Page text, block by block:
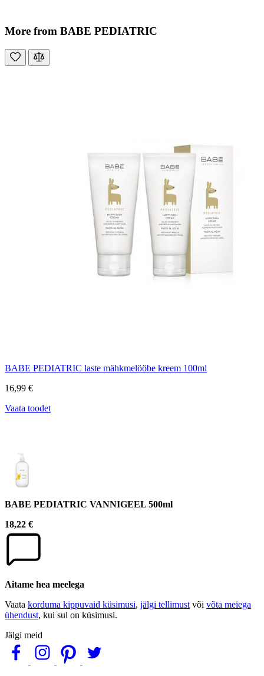
More from BABE PEDIATRIC
BABE PEDIATRIC laste mähkmelööbe kreem 100ml
16,99 €
Vaata toodet
BABE PEDIATRIC VANNIGEEL 500ml
18,22 €
Aitame hea meelega
Vaata korduma kippuvaid küsimusi, jälgi tellimust või võta meiega
ühendust, kui sul on küsimusi.
Jälgi meid